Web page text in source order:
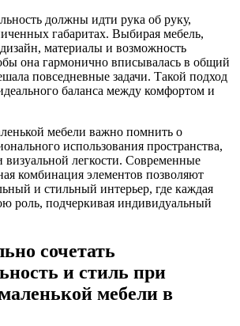
должны идти рука об руку,
габаритах. Выбирая мебель,
материалы и возможность
она гармонично вписывалась в общий
повседневные задачи. Такой подход
баланса между комфортом и
мебели важно помнить о
использования пространства,
визуальной легкости. Современные
комбинация элементов позволяют
и стильный интерьер, где каждая
роль, подчеркивая индивидуальный
сочетать
и стиль при
мебели в